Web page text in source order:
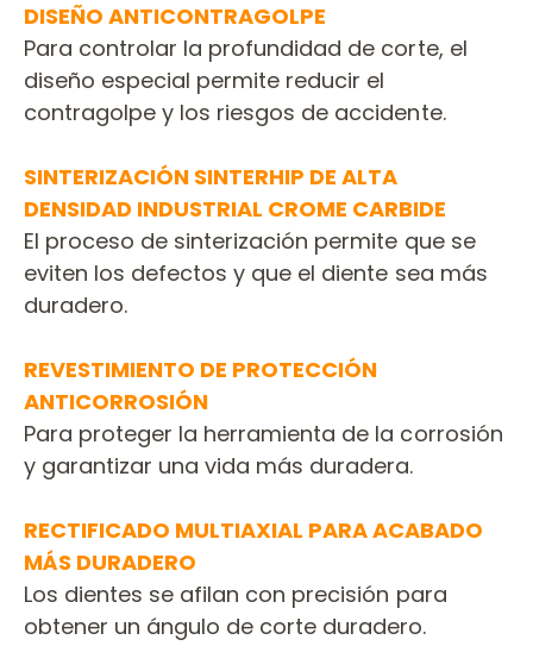
DISEÑO ANTICONTRAGOLPE
Para controlar la profundidad de corte, el
diseño especial permite reducir el
contragolpe y los riesgos de accidente.
SINTERIZACIÓN SINTERHIP DE ALTA
DENSIDAD INDUSTRIAL CROME CARBIDE
El proceso de sinterización permite que se
eviten los defectos y que el diente sea más
duradero.
REVESTIMIENTO DE PROTECCIÓN
ANTICORROSIÓN
Para proteger la herramienta de la corrosión
y garantizar una vida más duradera.
RECTIFICADO MULTIAXIAL PARA ACABADO
MÁS DURADERO
Los dientes se afilan con precisión para
obtener un ángulo de corte duradero.